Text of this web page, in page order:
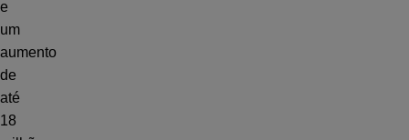
e
um
aumento
de
até
18